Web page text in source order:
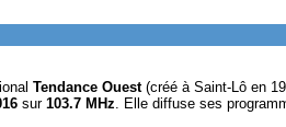
Tendance Ouest (créé à Saint-Lô en
sur 103.7 MHz. Elle diffuse ses